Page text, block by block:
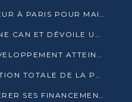
RECONNAISSANCE : HONNEUR À PARIS POUR MAIXENT RAOUL OMINGA
CANAL+ RELANCE LA CHAÎNE CAN ET DÉVOILE UNE OFFRE EXCEPTIONNELLE POUR DÉCEMBRE
LA DETTE DES PAYS EN DÉVELOPPEMENT ATTEINT UN SOMMET HISTORIQUE ENTRE 2022 ET 2024
L’AFRIQUE VISE L’ÉRADICATION TOTALE DE LA POLIOMYÉLITE D’ICI 2026
LA BAD PROMET D’ACCÉLÉRER SES FINANCEMENTS AVEC LE MINISTÈRE DE L’ASSAINISSEMENT